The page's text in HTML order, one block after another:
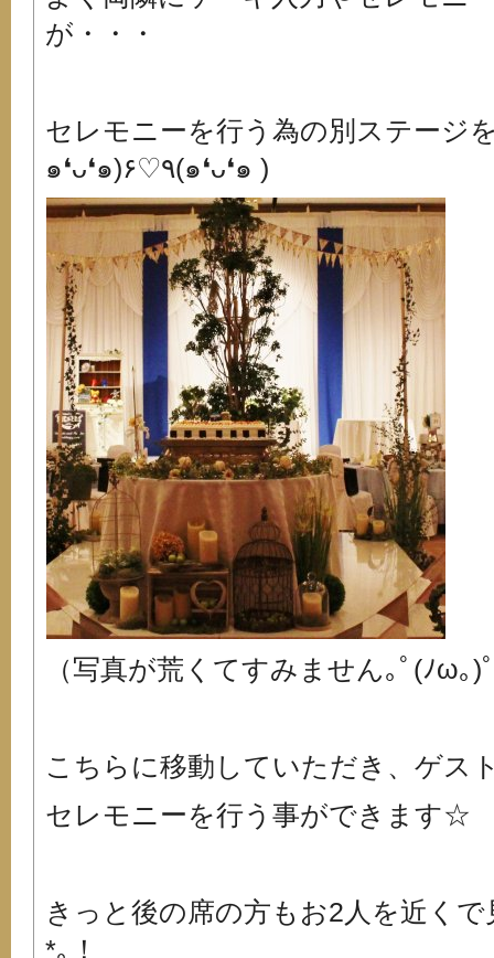
が・・・
セレモニーを行う為の別ステージ
๑❛ᴗ❛๑)۶♡٩(๑❛ᴗ❛๑ )
（写真が荒くてすみません｡ﾟ(ﾉω｡)
こちらに移動していただき、ゲス
セレモニーを行う事ができます☆
きっと後の席の方もお2人を近く
*｡！